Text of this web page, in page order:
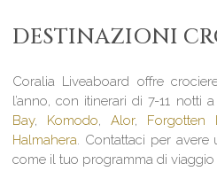
DESTINAZIONI
Coralia Liveaboard offre
l’anno, con itinerari di 7-11 notti a
Bay, Komodo, Alor, Forgotten
Halmahera. Contattaci per avere
come il tuo programma di